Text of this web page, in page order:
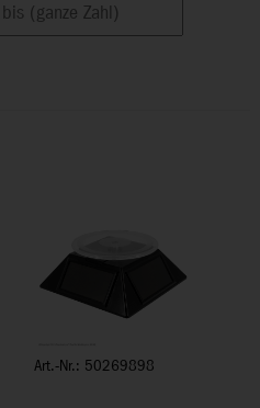
Art.-Nr.: 50269898